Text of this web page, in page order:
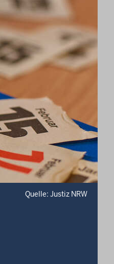
Quelle: Justiz NRW